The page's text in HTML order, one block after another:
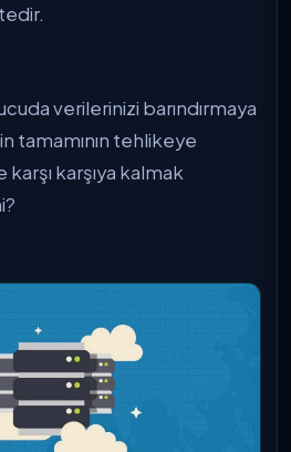
verilerinizi barındırmaya
tamamının tehlikeye
karşıya kalmak